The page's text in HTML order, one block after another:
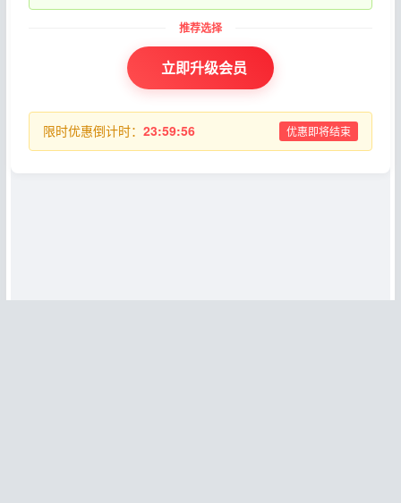
立即升级会员
限时优惠倒计时： 23:59:56 优惠即将结束